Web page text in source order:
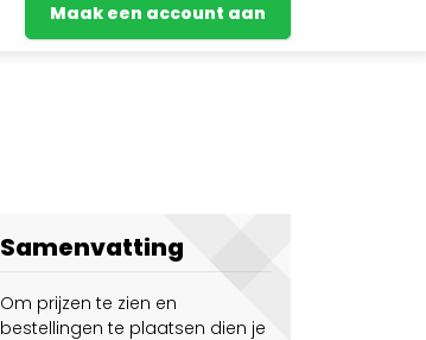
Maak een account aan
Samenvatting
Om prijzen te zien en
bestellingen te plaatsen dien je